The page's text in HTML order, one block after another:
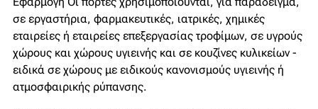
σε εργαστήρια, φαρμακευτικές, ιατρικές, χημικές
εταιρείες ή εταιρείες επεξεργασίας τροφίμων, σε υγρούς
χώρους και χώρους υγιεινής και σε κουζίνες κυλικείων -
ειδικά σε χώρους με ειδικούς κανονισμούς υγιεινής ή
ατμοσφαιρικής ρύπανσης.